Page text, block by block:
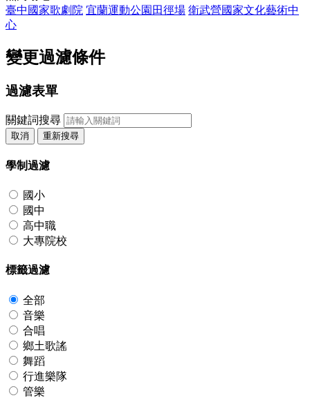
臺中國家歌劇院 宜蘭運動公園田徑場 衛武營國家文化藝術中
心
變更過濾條件
過濾表單
關鍵詞搜尋
取消 重新搜尋
學制過濾
國小
國中
高中職
大專院校
標籤過濾
全部
音樂
合唱
鄉土歌謠
舞蹈
行進樂隊
管樂